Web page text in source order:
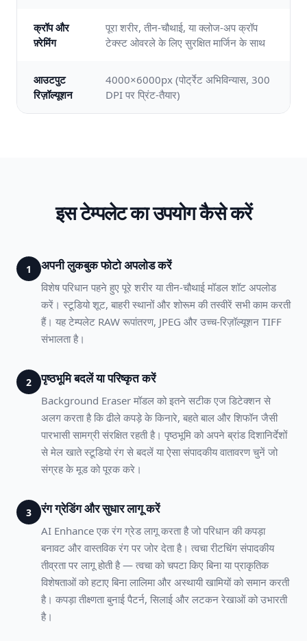
क्रॉप और
फ़्रेमिंग
पूरा शरीर, तीन-चौथाई, या क्लोज-अप क्रॉप
टेक्स्ट ओवरले के लिए सुरक्षित मार्जिन के साथ
आउटपुट
रिज़ॉल्यूशन
4000×6000px (पोर्ट्रेट अभिविन्यास, 300
DPI पर प्रिंट-तैयार)
इस टेम्पलेट का उपयोग कैसे करें
1 अपनी लुकबुक फोटो अपलोड करें
विशेष परिधान पहने हुए पूरे शरीर या तीन-चौथाई मॉडल शॉट अपलोड
करें। स्टूडियो शूट, बाहरी स्थानों और शोरूम की तस्वीरें सभी काम करती
हैं। यह टेम्पलेट RAW रूपांतरण, JPEG और उच्च-रिज़ॉल्यूशन TIFF
संभालता है।
2 पृष्ठभूमि बदलें या परिष्कृत करें
Background Eraser मॉडल को इतने सटीक एज डिटेक्शन से
अलग करता है कि ढीले कपड़े के किनारे, बहते बाल और शिफॉन जैसी
पारभासी सामग्री संरक्षित रहती है। पृष्ठभूमि को अपने ब्रांड दिशानिर्देशों
से मेल खाते स्टूडियो रंग से बदलें या ऐसा संपादकीय वातावरण चुनें जो
संग्रह के मूड को पूरक करे।
3 रंग ग्रेडिंग और सुधार लागू करें
AI Enhance एक रंग ग्रेड लागू करता है जो परिधान की कपड़ा
बनावट और वास्तविक रंग पर जोर देता है। त्वचा रीटचिंग संपादकीय
तीव्रता पर लागू होती है — त्वचा को चपटा किए बिना या प्राकृतिक
विशेषताओं को हटाए बिना लालिमा और अस्थायी खामियों को समान करती
है। कपड़ा तीक्ष्णता बुनाई पैटर्न, सिलाई और लटकन रेखाओं को उभारती
है।